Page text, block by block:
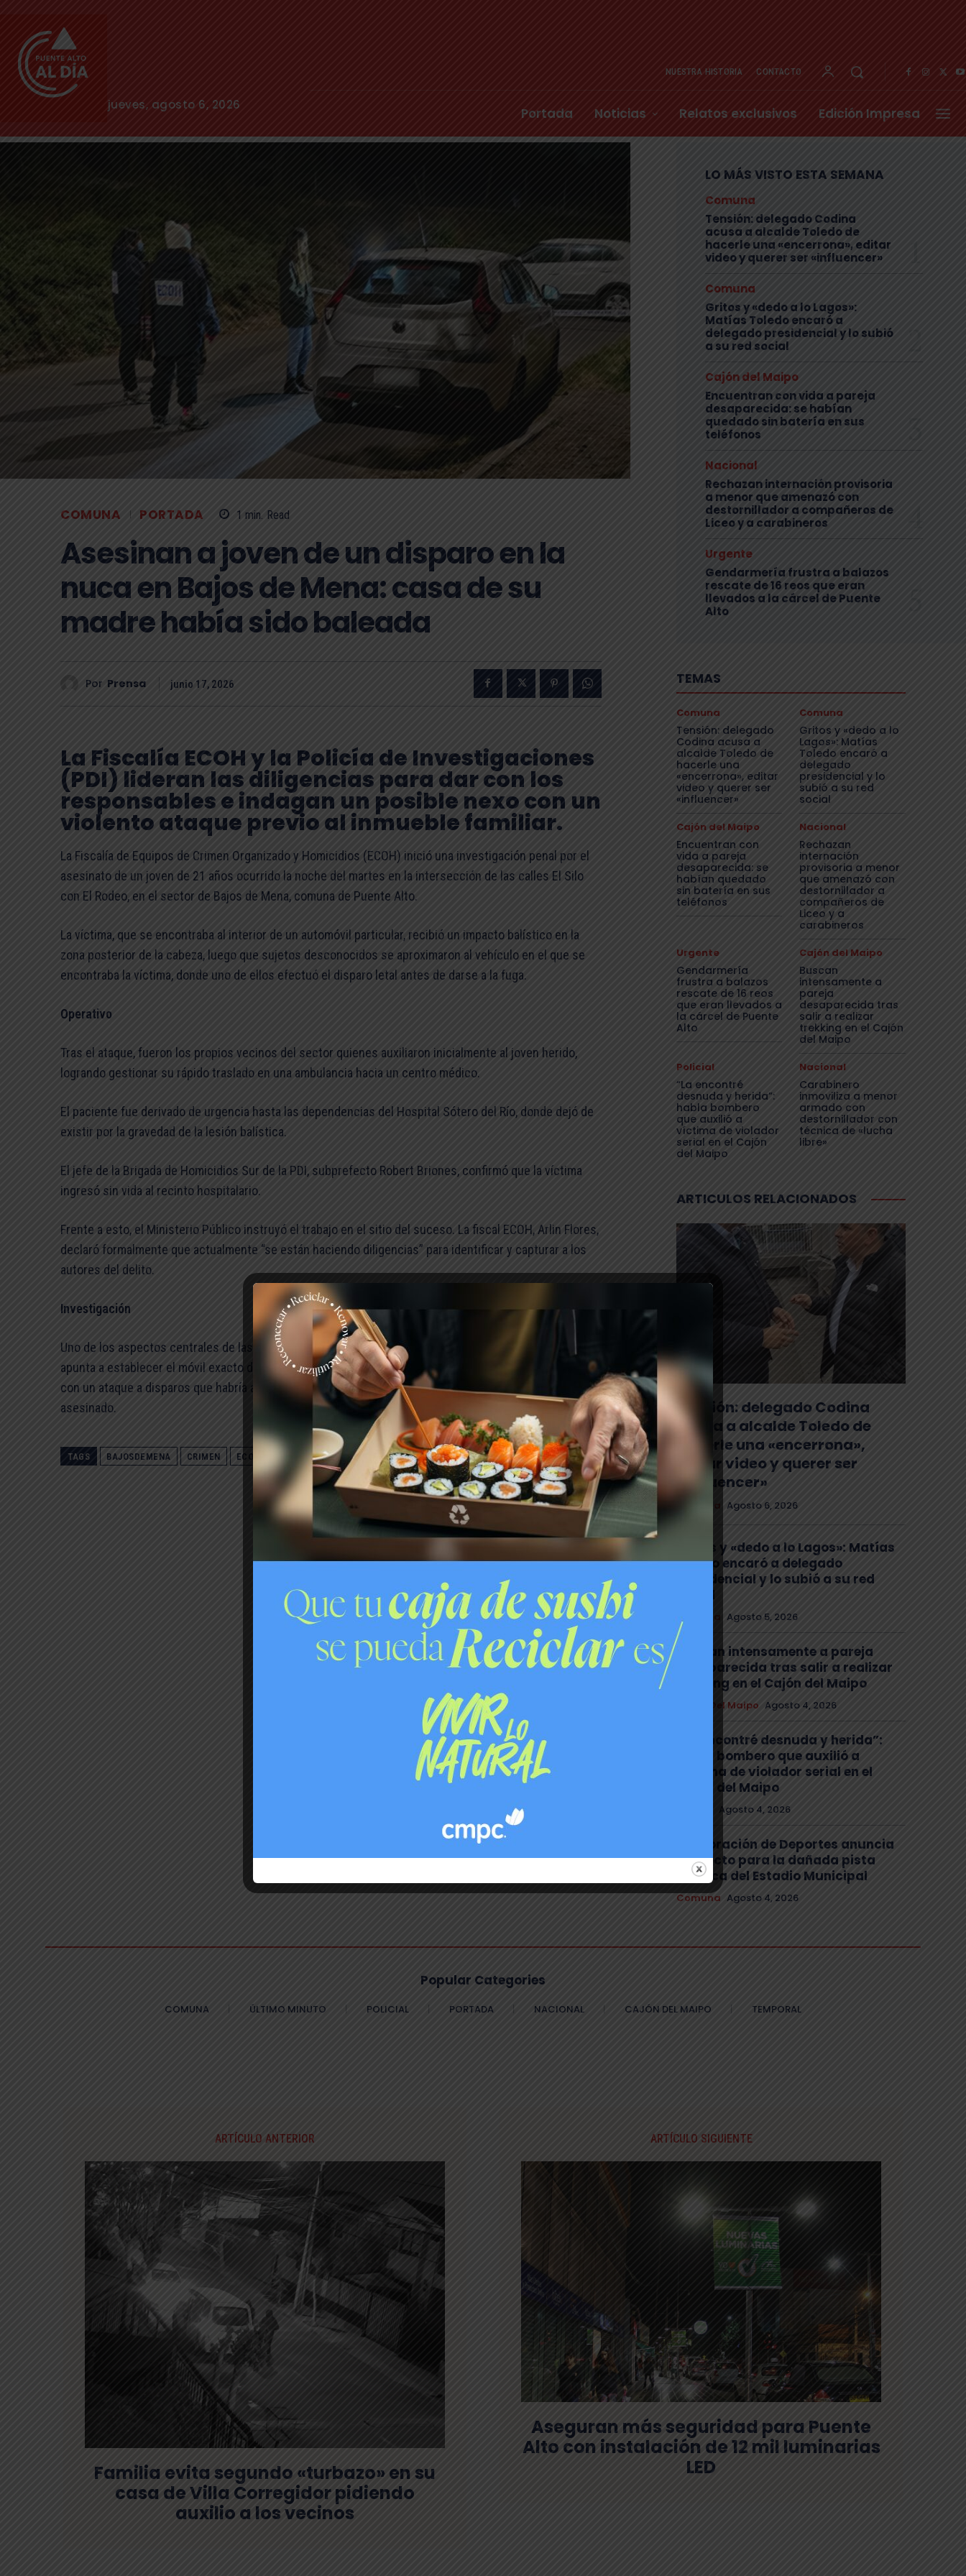
jueves, agosto 6, 2026
NUESTRA HISTORIA CONTACTO
Portada Noticias Relatos exclusivos Edición Impresa
COMUNA PORTADA 1 min. Read
Asesinan a joven de un disparo en la
nuca en Bajos de Mena: casa de su
madre había sido baleada
Por Prensa junio 17, 2026
La Fiscalía ECOH y la Policía de Investigaciones
(PDI) lideran las diligencias para dar con los
responsables e indagan un posible nexo con un
violento ataque previo al inmueble familiar.
La Fiscalía de Equipos de Crimen Organizado y Homicidios (ECOH) inició una investigación penal por el
asesinato de un joven de 21 años ocurrido la noche del martes en la intersección de las calles El Silo
con El Rodeo, en el sector de Bajos de Mena, comuna de Puente Alto.
La víctima, que se encontraba al interior de un automóvil particular, recibió un impacto balístico en la
zona posterior de la cabeza, luego que sujetos desconocidos se aproximaron al vehículo en el que se
encontraba la víctima, donde uno de ellos efectuó el disparo letal antes de darse a la fuga.
Operativo
Tras el ataque, fueron los propios vecinos del sector quienes auxiliaron inicialmente al joven herido,
logrando gestionar su rápido traslado en una ambulancia hacia un centro médico.
El paciente fue derivado de urgencia hasta las dependencias del Hospital Sótero del Río, donde dejó de
existir por la gravedad de la lesión balística.
El jefe de la Brigada de Homicidios Sur de la PDI, subprefecto Robert Briones, confirmó que la víctima
ingresó sin vida al recinto hospitalario.
Frente a esto, el Ministerio Público instruyó el trabajo en el sitio del suceso. La fiscal ECOH, Arlin Flores,
declaró formalmente que actualmente “se están haciendo diligencias” para identificar y capturar a los
autores del delito.
Investigación
Uno de los aspectos centrales de las pesquisas desarrolladas por la Fiscalía y la Brigada de Homicidios
apunta a establecer el móvil exacto detrás de este nuevo ataque armado, que tendría relación directa
con un ataque a disparos que habría afectado de manera previa a la vivienda de la madre del joven
asesinado.
TAGS BAJOSDEMENA CRIMEN ECOH FISCALIA PDI PUENTEALTO
LO MÁS VISTO ESTA SEMANA
Comuna
Tensión: delegado Codina
acusa a alcalde Toledo de
hacerle una «encerrona», editar
video y querer ser «influencer»
Comuna
Gritos y «dedo a lo Lagos»:
Matías Toledo encaró a
delegado presidencial y lo subió
a su red social
Cajón del Maipo
Encuentran con vida a pareja
desaparecida: se habían
quedado sin batería en sus
teléfonos
Nacional
Rechazan internación provisoria
a menor que amenazó con
destornillador a compañeros de
Liceo y a carabineros
Urgente
Gendarmería frustra a balazos
rescate de 16 reos que eran
llevados a la cárcel de Puente
Alto
TEMAS
Comuna
Tensión: delegado
Codina acusa a
alcalde Toledo de
hacerle una
«encerrona», editar
video y querer ser
«influencer»
Comuna
Gritos y «dedo a lo
Lagos»: Matías
Toledo encaró a
delegado
presidencial y lo
subió a su red
social
Cajón del Maipo
Encuentran con
vida a pareja
desaparecida: se
habían quedado
sin batería en sus
teléfonos
Nacional
Rechazan
internación
provisoria a menor
que amenazó con
destornillador a
compañeros de
Liceo y a
carabineros
Urgente
Gendarmería
frustra a balazos
rescate de 16 reos
que eran llevados a
la cárcel de Puente
Alto
Cajón del Maipo
Buscan
intensamente a
pareja
desaparecida tras
salir a realizar
trekking en el Cajón
del Maipo
Policial
“La encontré
desnuda y herida”:
habla bombero
que auxilió a
víctima de violador
serial en el Cajón
del Maipo
Nacional
Carabinero
inmoviliza a menor
armado con
destornillador con
técnica de «lucha
libre»
ARTICULOS RELACIONADOS
Tensión: delegado Codina
acusa a alcalde Toledo de
hacerle una «encerrona»,
editar video y querer ser
«influencer»
Agosto 6, 2026
Gritos y «dedo a lo Lagos»: Matías
Toledo encaró a delegado
presidencial y lo subió a su red
Comuna Agosto 5, 2026
Buscan intensamente a pareja
desaparecida tras salir a realizar
trekking en el Cajón del Maipo
Cajón Del Maipo Agosto 4, 2026
“La encontré desnuda y herida”:
habla bombero que auxilió a
víctima de violador serial en el
Cajón del Maipo
Agosto 4, 2026
Corporación de Deportes anuncia
proyecto para la dañada pista
atlética del Estadio Municipal
Comuna Agosto 4, 2026
Popular Categories
COMUNA ÚLTIMO MINUTO POLICIAL PORTADA NACIONAL CAJÓN DEL MAIPO TEMPORAL
ARTÍCULO ANTERIOR
Familia evita segundo «turbazo» en su
casa de Villa Corregidor pidiendo
auxilio a los vecinos
ARTÍCULO SIGUIENTE
Aseguran más seguridad para Puente
Alto con instalación de 12 mil luminarias
LED